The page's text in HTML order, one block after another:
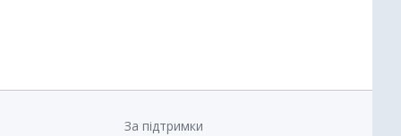
За підтримки